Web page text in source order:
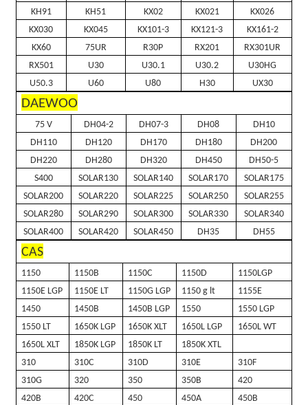
KH91
KH51 KX02 KX021
KX026
KX030
KX045 KX101-3 KX121-3
KX161-2
KX60
75UR R30P RX201
RX301UR
RX501
U30 U30.1 U30.2
U30HG
U50.3
U60 U80 H30 UX30
DAEWOO
75 V DH04-2 DH07-3 DH08
DH10
DH110
DH120 DH170 DH180
DH200
DH220
DH280 DH320 DH450
DH50-5
S400
SOLAR130 SOLAR140 SOLAR170
SOLAR175
SOLAR200
SOLAR220 SOLAR225 SOLAR250
SOLAR255
SOLAR280
SOLAR290 SOLAR300 SOLAR330
SOLAR340
SOLAR400
SOLAR420 SOLAR450 DH35 DH55
CAS
1150 1150B 1150C 1150D
1150LGP
1150E LGP
1150E LT 1150G LGP 1150 g lt
1155E
1450
1450B 1450B LGP 1550
1550 LGP
1550 LT
1650K LGP 1650K XLT 1650L LGP
1650L WT
1650L XLT
1850K LGP 1850K LT
1850K XTL
310
310C 310D 310E
310F
310G
320 350 350B
420
420B
420C 450 450A
450B